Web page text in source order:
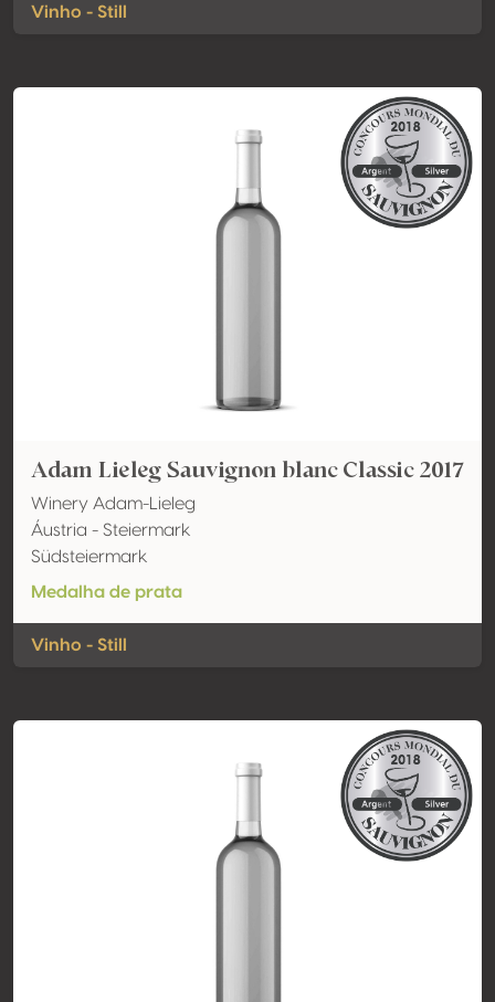
Vinho - Still
Adam Lieleg Sauvignon blanc Classic 2017
Winery Adam-Lieleg
Áustria - Steiermark
Südsteiermark
Medalha de prata
Vinho - Still